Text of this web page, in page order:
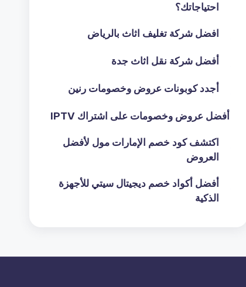
احتياجاتك؟
افضل شركة تغليف اثاث بالرياض
أفضل شركة نقل اثاث جدة
أجدد كوبونات عروض وخصومات رنين
أفضل عروض وخصومات على اشتراك IPTV
اكتشف كود خصم الإمارات مول لأفضل
العروض
أفضل أكواد خصم ديجيتال سيتي للأجهزة
الذكية